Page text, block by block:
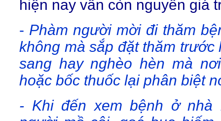
hiện nay vẫn còn nguyên giá
- Phàm người mời đi thăm
không mà sắp đặt thăm
sang hay nghèo hèn mà
hoặc bốc thuốc lại phân biệt
- Khi đến xem bệnh ở nhà